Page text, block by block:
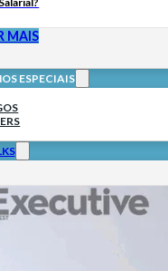
MAIS
ESPECIAIS